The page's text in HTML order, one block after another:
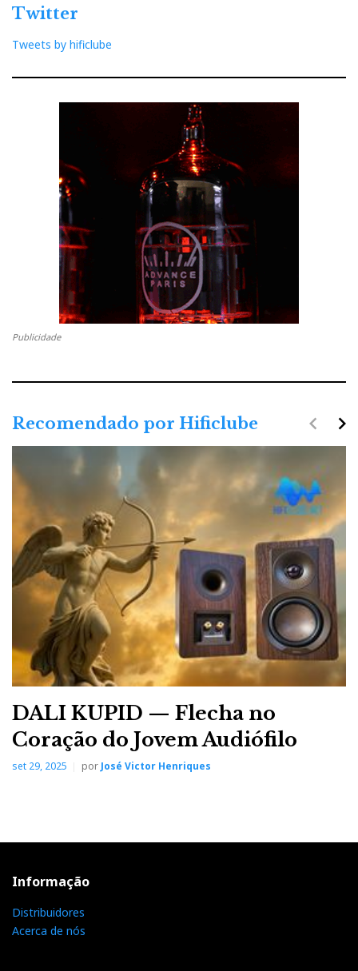
Twitter
Tweets by hificlube
Publicidade
Recomendado por Hificlube
DALI KUPID — Flecha no
Coração do Jovem Audiófilo
set 29, 2025 porJosé Victor Henriques
navigate_next
navigate_before
Informação
Distribuidores
Acerca de nós